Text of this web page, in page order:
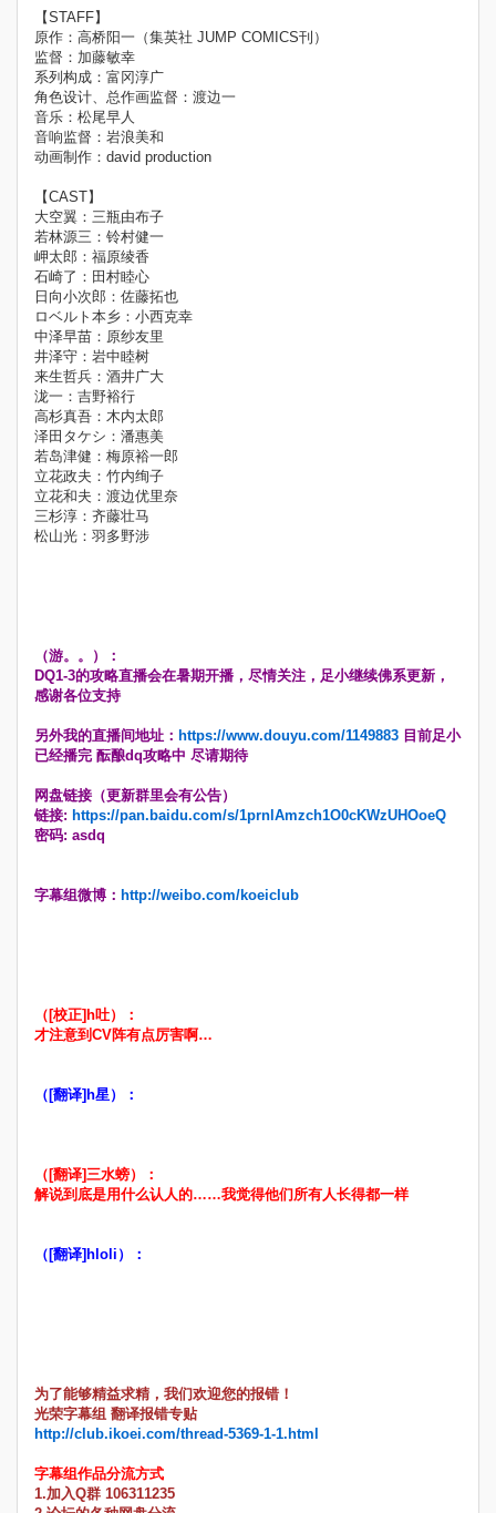
【STAFF】
原作：高桥阳一（集英社 JUMP COMICS刊）
监督：加藤敏幸
系列构成：富冈淳广
角色设计、总作画监督：渡边一
音乐：松尾早人
音响监督：岩浪美和
动画制作：david production
【CAST】
大空翼：三瓶由布子
若林源三：铃村健一
岬太郎：福原绫香
石崎了：田村睦心
日向小次郎：佐藤拓也
ロベルト本乡：小西克幸
中泽早苗：原纱友里
井泽守：岩中睦树
来生哲兵：酒井广大
泷一：吉野裕行
高杉真吾：木内太郎
泽田タケシ：潘惠美
若岛津健：梅原裕一郎
立花政夫：竹内绚子
立花和夫：渡边优里奈
三杉淳：齐藤壮马
松山光：羽多野涉
（游。。）：
DQ1-3的攻略直播会在暑期开播，尽情关注，足小继续佛系更新，
感谢各位支持
另外我的直播间地址： https://www.douyu.com/1149883 目前足小
已经播完 酝酿dq攻略中 尽请期待
网盘链接（更新群里会有公告）
链接: https://pan.baidu.com/s/1prnlAmzch1O0cKWzUHOoeQ
密码: asdq
字幕组微博： http://weibo.com/koeiclub
（[校正]h吐）：
才注意到CV阵有点厉害啊…
（[翻译]h星）：
（[翻译]三水螃）：
解说到底是用什么认人的……我觉得他们所有人长得都一样
（[翻译]hloli）：
为了能够精益求精，我们欢迎您的报错！
光荣字幕组 翻译报错专贴
http://club.ikoei.com/thread-5369-1-1.html
字幕组作品分流方式
1.加入Q群 106311235